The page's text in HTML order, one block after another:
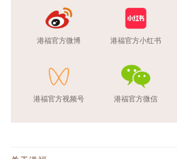
港福官方微博 港福官方小红书
港福官方视频号 港福官方微信